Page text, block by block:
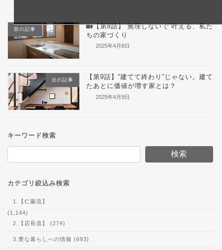
前の記事
🏡【第8話】“無理しないで”叶える、私た
ちの家づくり
2025年4月8日
次の記事
【第9話】“建てて終わり”じゃない。建て
たあとに価値が増す家とは？
2025年4月9日
キーワード検索
検索
カテゴリ絞込み検索
1.【仁藤流】
(1,144)
2.【店長流】 (274)
3.豊な暮らしへの情報 (693)